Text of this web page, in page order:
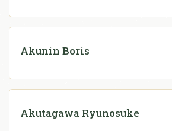
Akunin Boris
Akutagawa Ryunosuke